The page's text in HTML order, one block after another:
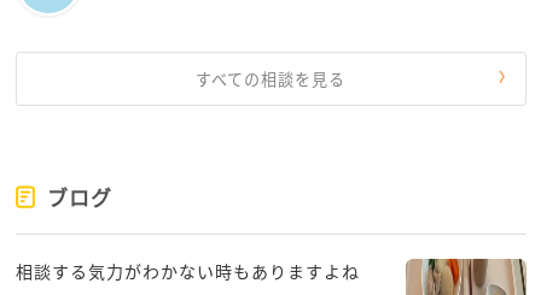
仙人見習より
すべての相談を見る
ブログ
相談する気力がわかない時もありますよね